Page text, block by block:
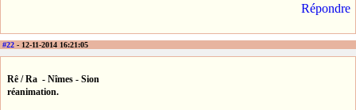
Répondre
#22 - 12-11-2014 16:21:05
Rê / Ra - Nîmes - Sion
réanimation.